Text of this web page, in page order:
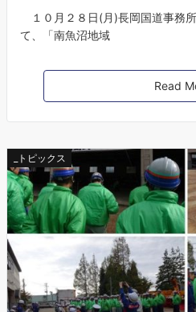
１０月２８日(月)長岡国道事務
て、「南魚沼地域
Read
_トピックス